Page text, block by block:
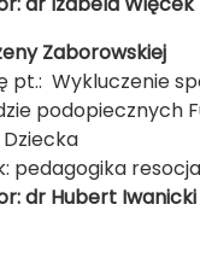
Zaborowskiej
pt.: Wykluczenie
podopiecznych
pedagogika
dr Hubert Iwanicki